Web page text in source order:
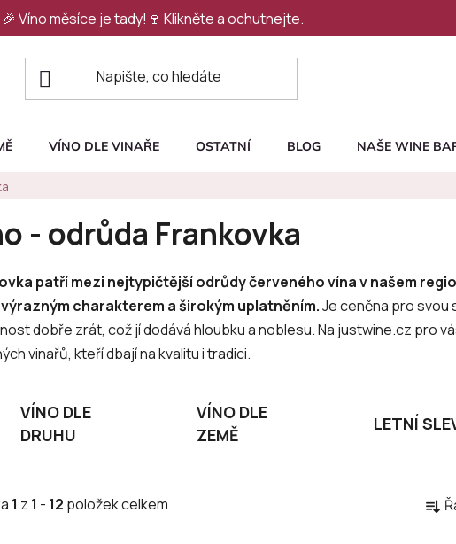
🎉 Víno měsíce je tady!🍷 Klikněte a ochutnejte.
VÍNO DLE VINAŘE OSTATNÍ BLOG NAŠE WINE
- odrůda Frankovka
patří mezi nejtypičtější odrůdy červeného vína v našem
charakterem a širokým uplatněním.Je ceněna pro svou
dobře zrát, což jí dodává hloubku a noblesu. Na justwine.cz pro
vinařů, kteří dbají na kvalitu i tradici.
VÍNO DLE
DRUHU
VÍNO DLE
ZEMĚ
LETNÍ
1 z 1 - 12 položek celkem a